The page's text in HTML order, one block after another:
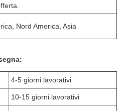
Nord America, Asia
4-5 giorni lavorativi
10-15 giorni lavorativi